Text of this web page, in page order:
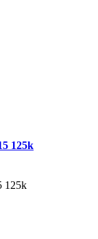
125k
125k